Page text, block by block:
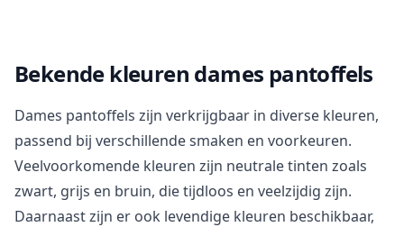
Bekende kleuren dames pantoffels
Dames pantoffels zijn verkrijgbaar in diverse kleuren,
passend bij verschillende smaken en voorkeuren.
Veelvoorkomende kleuren zijn neutrale tinten zoals
zwart, grijs en bruin, die tijdloos en veelzijdig zijn.
Daarnaast zijn er ook levendige kleuren beschikbaar,